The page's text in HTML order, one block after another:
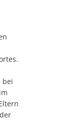
bei